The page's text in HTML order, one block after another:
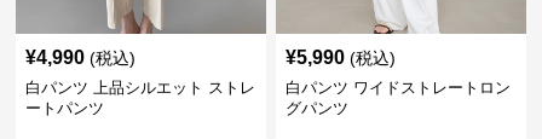
¥4,990 (税込)
白パンツ 上品シルエット ストレ
ートパンツ
¥5,990 (税込)
白パンツ ワイドストレートロン
グパンツ